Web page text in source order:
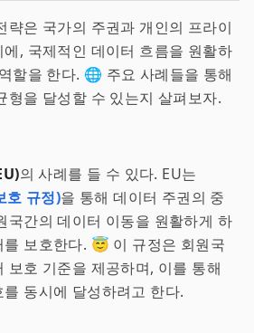
략은 국가의 주권과 개인의 프라이
, 국제적인 데이터 흐름을 원활하
할을 한다. 🌐 주요 사례들을 통해
형을 달성할 수 있는지 살펴보자.
의 사례를 들 수 있다. EU는
호 규정)을 통해 데이터 주권의 중
국간의 데이터 이동을 원활하게 하
를 보호한다. 😇 이 규정은 회원국
보호 기준을 제공하며, 이를 통해
동시에 달성하려고 한다.